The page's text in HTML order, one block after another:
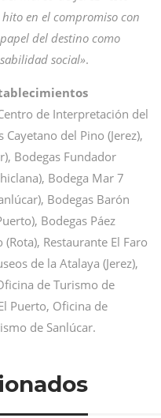
en el compromiso con
del destino como
social».
de Interpretación del
del Pino (Jerez),
Bodegas Fundador
Bodega Mar 7
Bodegas Barón
Bodegas Páez
Restaurante El Faro
de la Atalaya (Jerez),
de Turismo de
Puerto, Oficina de
de Sanlúcar.